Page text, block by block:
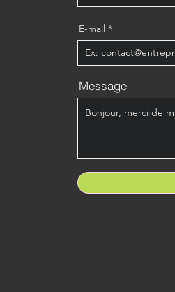
E-mail
Message